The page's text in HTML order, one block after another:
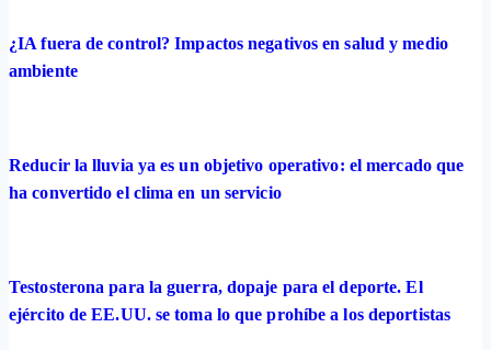
¿IA fuera de control? Impactos negativos en salud y medio
ambiente
Reducir la lluvia ya es un objetivo operativo: el mercado que
ha convertido el clima en un servicio
Testosterona para la guerra, dopaje para el deporte. El
ejército de EE.UU. se toma lo que prohíbe a los deportistas